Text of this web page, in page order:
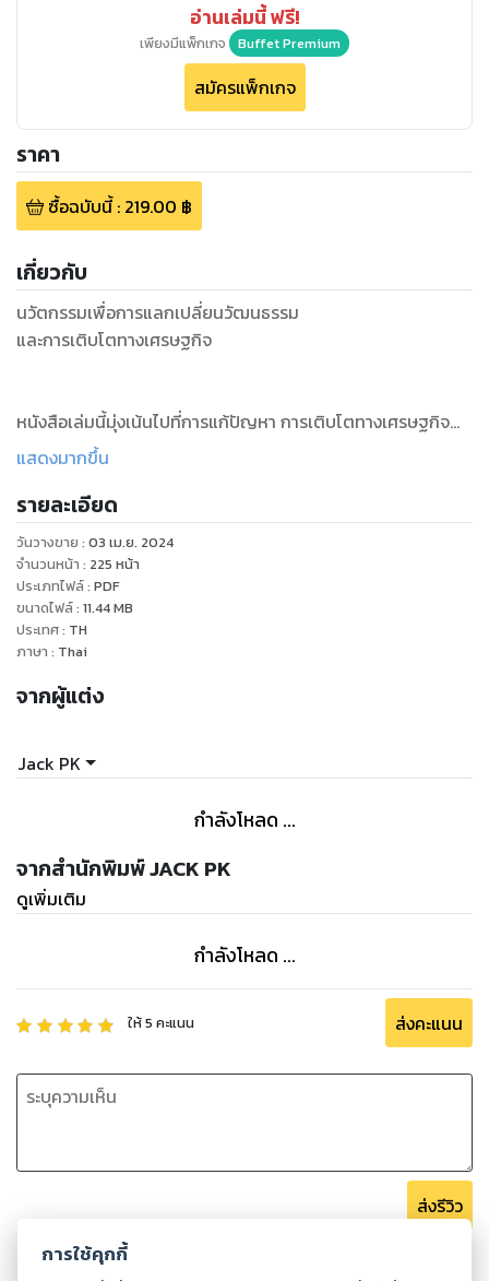
อ่านเล่มนี้ ฟรี!
เพียงมีแพ็กเกจ Buffet Premium
สมัครแพ็กเกจ
ราคา
ซื้อฉบับนี้: 219.00 ฿
เกี่ยวกับ
นวัตกรรมเพื่อการแลกเปลี่ยนวัฒนธรรม
และการเติบโตทางเศรษฐกิจ
หนังสือเล่มนี้มุ่งเน้นไปที่การแก้ปัญหา การเติบโตทางเศรษฐกิจ
ความคิดสร้างสรรค์ ความสามารถในการฟื้นตัว ความก้าวหน้าทาง
อย่างละเอียดว่านวัตกรรมสามารถส่งผลกระทบเชิงบวกต่อแง่มุม
ต่างๆ ของชีวิตได้อย่างไร ด้วยการเจาะลึกหัวข้อต่างๆ เช่น การ
สื่อสาร การเสริมสร้างศักยภาพของชุมชน การแลกเปลี่ยน
วัฒนธรรม และความก้าวหน้าทางเทคโนโลยี ดูเหมือนว่าหนังสือ
เล่มนี้จะนำเสนอคำแนะนำที่ครอบคลุมสำหรับบุคคลที่ต้องการปรับ
ตัวให้เข้ากับความต้องการและแนวโน้มที่เปลี่ยนแปลงไป จุดมุ่ง
ความมุ่งมั่นที่จะมอบกลยุทธ์และข้อมูลเชิงลึกที่เป็นประโยชน์แก่ผู้
โดยรวมแล้ว หนังสือเล่มนี้ดูเหมือนจะพร้อมที่จะให้ความรู้และคำ
แนะนำมากมายสำหรับผู้ที่ต้องการมีชีวิตที่เติมเต็มและมี
แสดงมากขึ้น
รายละเอียด
วันวางขาย : 03 เม.ย. 2024
จำนวนหน้า : 225 หน้า
ประเภทไฟล์: PDF
ขนาดไฟล์: 11.44MB
ประเทศ: TH
ภาษา : Thai
จากผู้แต่ง
Jack PK
กำลังโหลด ...
จากสำนักพิมพ์ JACK PK
ดูเพิ่มเติม
กำลังโหลด ...
ให้5 คะแนน ส่งคะแนน
ส่งรีวิว
การใช้คุกกี้